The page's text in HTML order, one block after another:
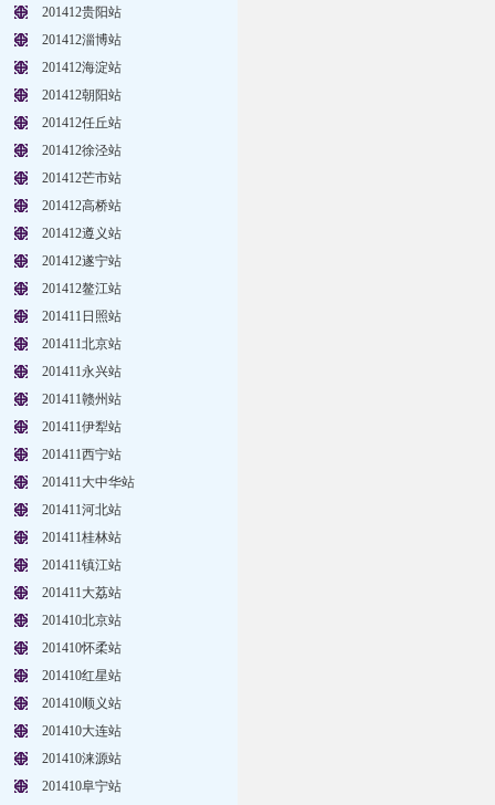
201412贵阳站
201412淄博站
201412海淀站
201412朝阳站
201412任丘站
201412徐泾站
201412芒市站
201412高桥站
201412遵义站
201412遂宁站
201412鳌江站
201411日照站
201411北京站
201411永兴站
201411赣州站
201411伊犁站
201411西宁站
201411大中华站
201411河北站
201411桂林站
201411镇江站
201411大荔站
201410北京站
201410怀柔站
201410红星站
201410顺义站
201410大连站
201410涞源站
201410阜宁站